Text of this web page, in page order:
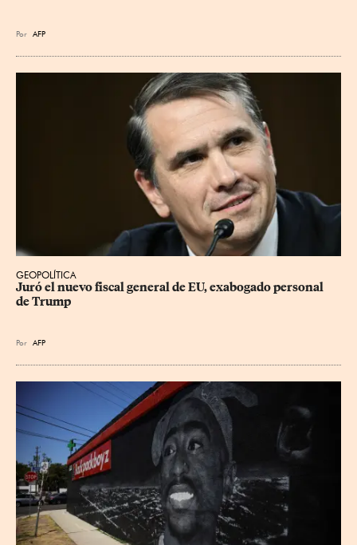
Por AFP
GEOPOLÍTICA
Juró el nuevo fiscal general de EU, exabogado personal
de Trump
Por AFP